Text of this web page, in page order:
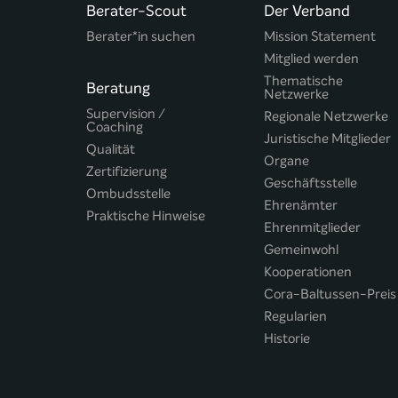
Berater-Scout
Berater*in suchen
Beratung
Supervision /
Coaching
Qualität
Zertifizierung
Ombudsstelle
Praktische Hinweise
Der Verband
Mission Statement
Mitglied werden
Thematische
Netzwerke
Regionale Netzwerke
Juristische Mitglieder
Organe
Geschäftsstelle
Ehrenämter
Ehrenmitglieder
Gemeinwohl
Kooperationen
Cora-Baltussen-Preis
Regularien
Historie